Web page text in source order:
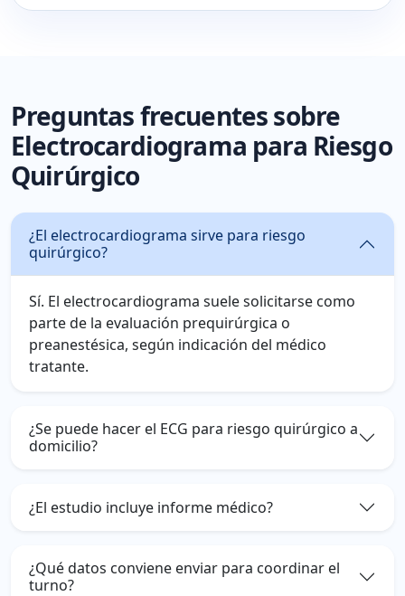
Preguntas frecuentes sobre
Electrocardiograma para Riesgo
Quirúrgico
¿El electrocardiograma sirve para riesgo
quirúrgico?
Sí. El electrocardiograma suele solicitarse como
parte de la evaluación prequirúrgica o
preanestésica, según indicación del médico
tratante.
¿Se puede hacer el ECG para riesgo quirúrgico a
domicilio?
¿El estudio incluye informe médico?
¿Qué datos conviene enviar para coordinar el
turno?